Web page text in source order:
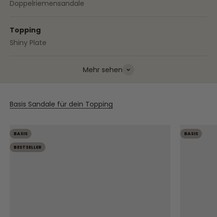
Doppelriemensandale
Topping
Shiny Plate
Mehr sehen
Basis Sandale für dein Topping
BASIS
BESTSELLER
BASIS